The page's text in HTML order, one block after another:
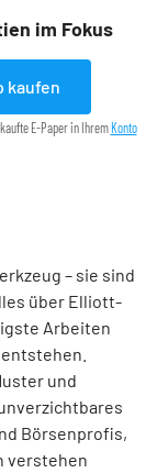
im Fokus
kaufen
E-Paper in Ihrem Konto
– sie sind
über Elliott-
Arbeiten
und
Börsenprofis,
verstehen